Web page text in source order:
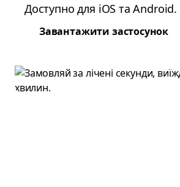
Доступно для iOS та Android.
Завантажити застосунок